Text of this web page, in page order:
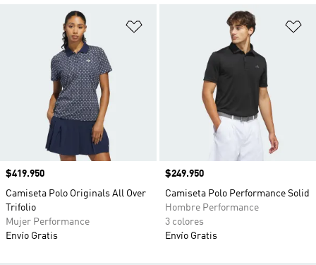
Añadir a la lista de deseos
Precio
$419.950
Camiseta Polo Originals All Over
Trifolio
Mujer Performance
Envío Gratis
Precio
$249.950
Camiseta Polo Performance Solid
Hombre Performance
3 colores
Envío Gratis